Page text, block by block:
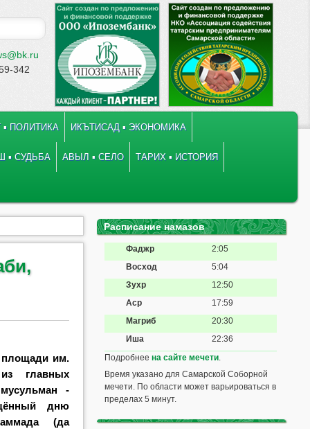
342
ПОЛИТИКА ИКЪТИСАД ▪ ЭКОНОМИКА
▪ СУДЬБА АВЫЛ ▪ СЕЛО ТАРИХ ▪ ИСТОРИЯ
им.
главных
-
дню
(да
Расписание намазов
Фаджр
2:05
Восход
5:04
Зухр
12:50
Аср
17:59
Магриб
20:30
Иша
22:36
Подробнеена сайте мечети.
Время указано для Самарской Соборной
мечети. По области может варьироваться в
пределах 5 минут.